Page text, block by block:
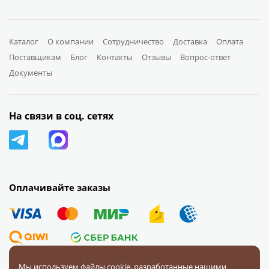
Каталог О компании Сотрудничество Доставка
Оплата
Поставщикам
Блог Контакты Отзывы
Вопрос-ответ
Документы
Оплачивайте заказы
На связи в соц. сетях
Мы используем файлы cookie, разработанные нашими